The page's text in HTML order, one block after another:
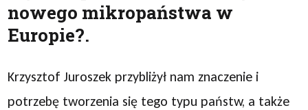
nowego mikropaństwa w
Europie?.
Krzysztof Juroszek przybliżył nam znaczenie i
potrzebę tworzenia się tego typu państw, a także